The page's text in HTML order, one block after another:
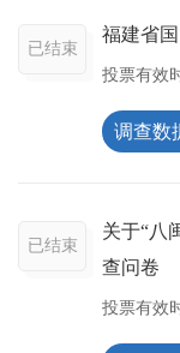
已结束
福建省
投票有效
调查数
已结束
关于“八
查问卷
投票有效